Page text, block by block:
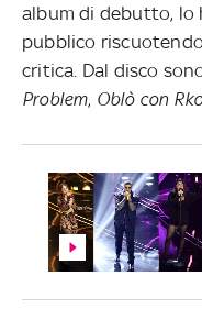
album di debutto, lo
pubblico
critica. Dal disco
Problem, Oblò con